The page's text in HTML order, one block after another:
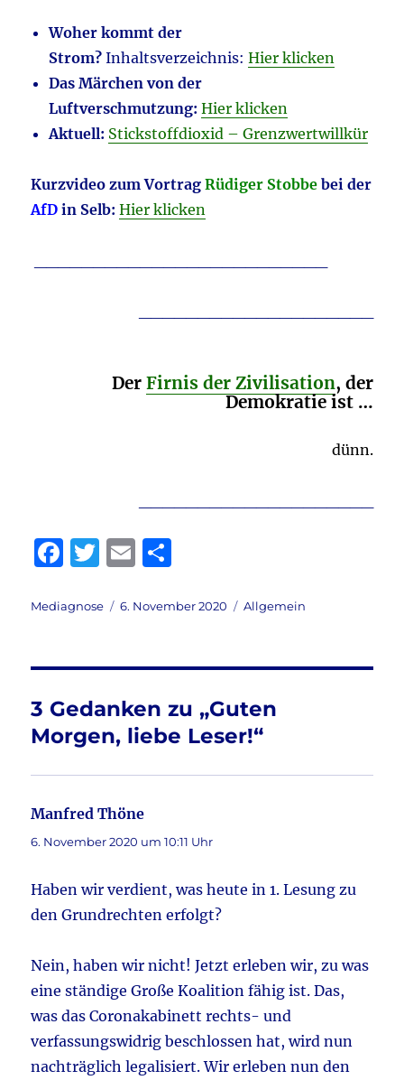
Woher kommt der
Strom? Inhaltsverzeichnis:Hier klicken
Das Märchen von der
Luftverschmutzung: Hier klicken
Aktuell: Stickstoffdioxid – Grenzwertwillkür
Kurzvideo zum VortragRüdiger Stobbe bei der
AfD in Selb: Hier klicken
Der Firnis der Zivilisation, der
Demokratie ist …
dünn.
F
c
b
o
o
k
T
it
r
E
ai le
Autor
Mediagnose
Veröffentlicht
6. November 2020 Kategorien
Allgemein
3 Gedanken zu „Guten
Morgen, liebe Leser!“
Manfred Thöne
6. November 2020 um 10:11 Uhr
Haben wir verdient, was heute in 1. Lesung zu
den Grundrechten erfolgt?
Nein, haben wir nicht! Jetzt erleben wir, zu was
eine ständige Große Koalition fähig ist. Das,
was das Coronakabinett rechts- und
verfassungswidrig beschlossen hat, wird nun
nachträglich legalisiert. Wir erleben nun den